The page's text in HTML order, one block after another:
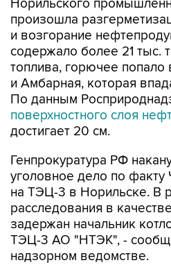
Норильского
произошла
и возгорание
содержало более 21 тыс.
топлива, горючее
и Амбарная, которая
По данным
поверхностного слоя
достигает 20 см.
Генпрокуратура РФ
уголовное дело по
на ТЭЦ-3 в Норильске. В
расследования в
задержан начальник
ТЭЦ-3 АО "НТЭК", -
надзорном ведомстве.